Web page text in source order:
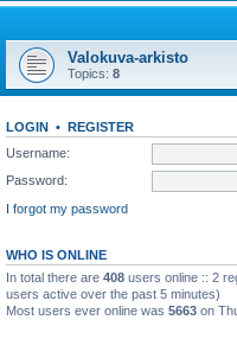
Valokuva-arkisto
Topics: 8
LOGIN • REGISTER
Username:
Password:
I forgot my password
WHO IS ONLINE
In total there are 408 users online :: 2
users active over the past 5 minutes)
Most users ever online was 5663 on